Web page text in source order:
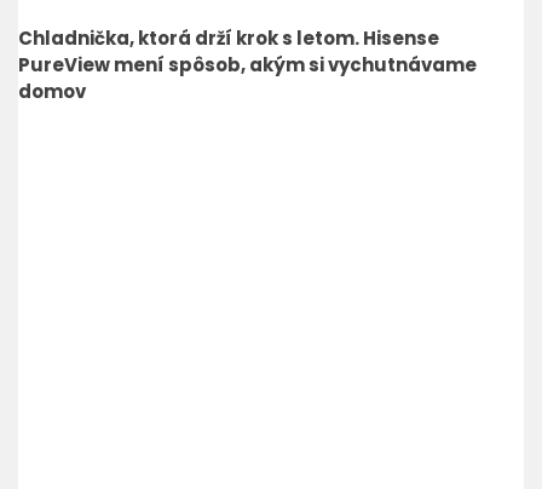
Chladnička, ktorá drží krok s letom. Hisense
PureView mení spôsob, akým si vychutnávame
domov